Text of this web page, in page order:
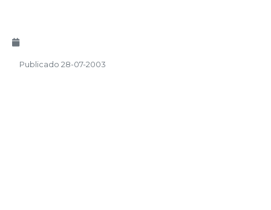
Publicado 28-07-2003